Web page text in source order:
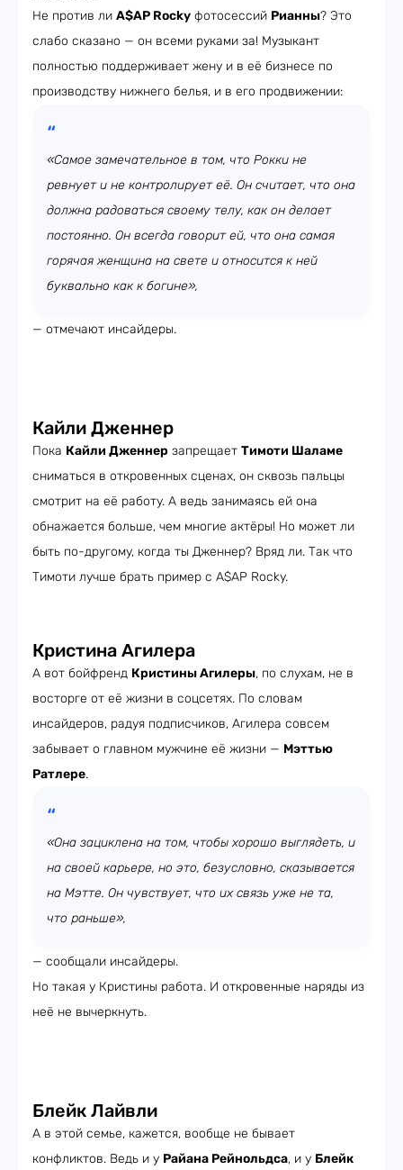
Не против ли A$AP Rocky фотосессий Рианны? Это
слабо сказано — он всеми руками за! Музыкант
полностью поддерживает жену и в её бизнесе по
производству нижнего белья, и в его продвижении:
«Самое замечательное в том, что Рокки не
ревнует и не контролирует её. Он считает, что она
должна радоваться своему телу, как он делает
постоянно. Он всегда говорит ей, что она самая
горячая женщина на свете и относится к ней
буквально как к богине»,
— отмечают инсайдеры.
Кайли Дженнер
Пока Кайли Дженнер запрещает Тимоти Шаламе
сниматься в откровенных сценах, он сквозь пальцы
смотрит на её работу. А ведь занимаясь ей она
обнажается больше, чем многие актёры! Но может ли
быть по-другому, когда ты Дженнер? Вряд ли. Так что
Тимоти лучше брать пример с A$AP Rocky.
Кристина Агилера
А вот бойфренд Кристины Агилеры, по слухам, не в
восторге от её жизни в соцсетях. По словам
инсайдеров, радуя подписчиков, Агилера совсем
забывает о главном мужчине её жизни — Мэттью
Ратлере.
«Она зациклена на том, чтобы хорошо выглядеть, и
на своей карьере, но это, безусловно, сказывается
на Мэтте. Он чувствует, что их связь уже не та,
что раньше»,
— сообщали инсайдеры.
Но такая у Кристины работа. И откровенные наряды из
неё не вычеркнуть.
Блейк Лайвли
А в этой семье, кажется, вообще не бывает
конфликтов. Ведь и у Райана Рейнольдса, и у Блейк